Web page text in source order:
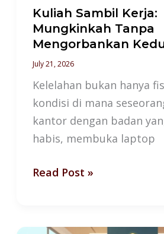
Kuliah Sambil Kerja:
Mungkinkah Tanpa
Mengorbankan
July 21, 2026
Kelelahan bukan hanya
kondisi di mana
kantor dengan badan
habis, membuka laptop
Read Post »